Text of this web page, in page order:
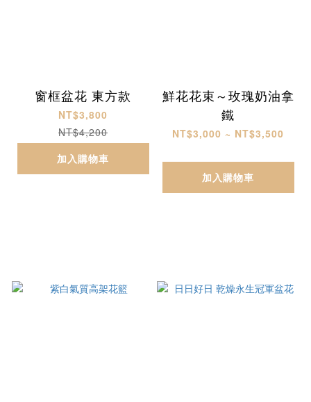
窗框盆花 東方款
NT$3,800
NT$4,200
加入購物車
鮮花花束～玫瑰奶油拿
鐵
NT$3,000 ~ NT$3,500
加入購物車